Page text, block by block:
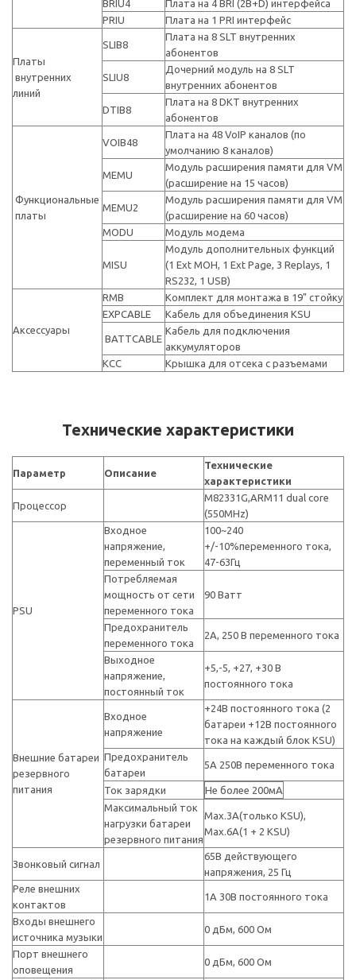
BRIU4
Плата на 4 BRI (2B+D) интерфейса
PRIU
Плата на 1 PRI интерфейс
Платы
внутренних
линий
SLIB8
Плата на 8 SLT внутренних
абонентов
SLIU8
Дочерний модуль на 8 SLT
внутренних абонентов
DTIB8
Плата на 8 DKT внутренних
абонентов
Функциональные
платы
VOIB48
Плата на 48 VoIP каналов (по
умолчанию 8 каналов)
MEMU
Модуль расширения памяти для VM
(расширение на 15 часов)
MEMU2
Модуль расширения памяти для VM
(расширение на 60 часов)
MODU
Модуль модема
MISU
Модуль дополнительных функций
(1 Ext MOH, 1 Ext Page, 3 Replays, 1
RS232, 1 USB)
Аксессуары
RMB
Комплект для монтажа в 19" стойку
EXPCABLE
Кабель для объединения KSU
BATTCABLE
Кабель для подключения
аккумуляторов
KCC
Крышка для отсека с разъемами
Технические характеристики
Параметр Описание
Технические
характеристики
Процессор
M82331G,ARM11 dual core
(550MHz)
PSU
Входное
напряжение,
переменный ток
100~240
+/-10%переменного тока,
47-63Гц
Потребляемая
мощность от сети
переменного тока
90 Ватт
Предохранитель
переменного тока
2A, 250 В переменного тока
Выходное
напряжение,
постоянный ток
+5,-5, +27, +30 В
постоянного тока
Внешние батареи
резервного
питания
Входное
напряжение
+24В постоянного тока (2
батареи +12В постоянного
тока на каждый блок KSU)
Предохранитель
батареи
5A 250В переменного тока
Ток зарядки
Не более 200мА
Максимальный ток
нагрузки батареи
резервного питания
Max.3A(только KSU),
Max.6A(1 + 2 KSU)
Звонковый сигнал
65В действующего
напряжения, 25 Гц
Реле внешних
контактов
1A 30В постоянного тока
Входы внешнего
источника музыки
0 дБм, 600 Ом
Порт внешнего
оповещения
0 дБм, 600 Ом